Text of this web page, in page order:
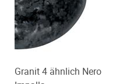
Granit 4 ähnlich Nero